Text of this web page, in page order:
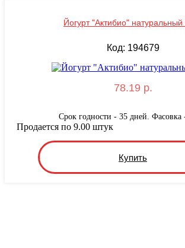
Йогурт "Актибио" натуральный
Код: 194679
78.19 р.
Срок годности - 35 дней. Фасовка
Купить
Продается по 9.00 штук